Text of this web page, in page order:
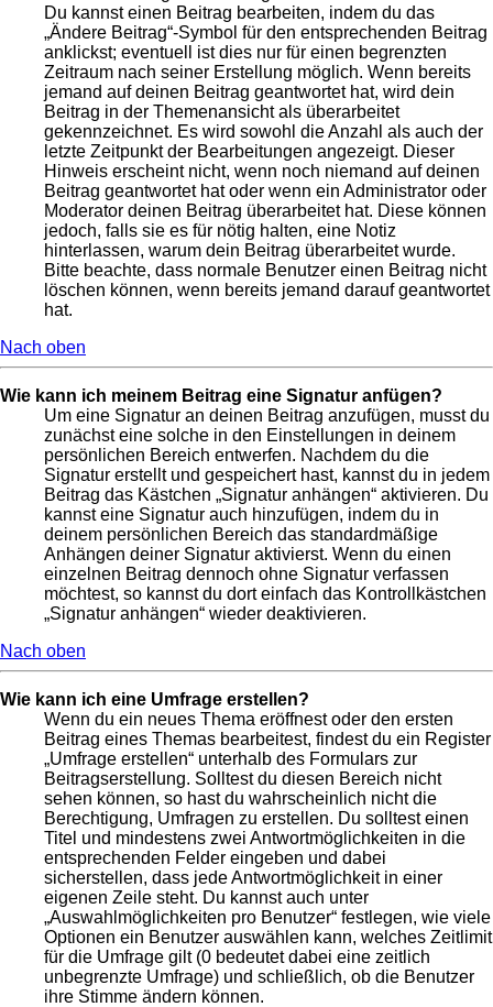
Du kannst einen Beitrag bearbeiten, indem du das
„Ändere Beitrag“-Symbol für den entsprechenden Beitrag
anklickst; eventuell ist dies nur für einen begrenzten
Zeitraum nach seiner Erstellung möglich. Wenn bereits
jemand auf deinen Beitrag geantwortet hat, wird dein
Beitrag in der Themenansicht als überarbeitet
gekennzeichnet. Es wird sowohl die Anzahl als auch der
letzte Zeitpunkt der Bearbeitungen angezeigt. Dieser
Hinweis erscheint nicht, wenn noch niemand auf deinen
Beitrag geantwortet hat oder wenn ein Administrator oder
Moderator deinen Beitrag überarbeitet hat. Diese können
jedoch, falls sie es für nötig halten, eine Notiz
hinterlassen, warum dein Beitrag überarbeitet wurde.
Bitte beachte, dass normale Benutzer einen Beitrag nicht
löschen können, wenn bereits jemand darauf geantwortet
hat.
Nach oben
Wie kann ich meinem Beitrag eine Signatur anfügen?
Um eine Signatur an deinen Beitrag anzufügen, musst du
zunächst eine solche in den Einstellungen in deinem
persönlichen Bereich entwerfen. Nachdem du die
Signatur erstellt und gespeichert hast, kannst du in jedem
Beitrag das Kästchen „Signatur anhängen“ aktivieren. Du
kannst eine Signatur auch hinzufügen, indem du in
deinem persönlichen Bereich das standardmäßige
Anhängen deiner Signatur aktivierst. Wenn du einen
einzelnen Beitrag dennoch ohne Signatur verfassen
möchtest, so kannst du dort einfach das Kontrollkästchen
„Signatur anhängen“ wieder deaktivieren.
Nach oben
Wie kann ich eine Umfrage erstellen?
Wenn du ein neues Thema eröffnest oder den ersten
Beitrag eines Themas bearbeitest, findest du ein Register
„Umfrage erstellen“ unterhalb des Formulars zur
Beitragserstellung. Solltest du diesen Bereich nicht
sehen können, so hast du wahrscheinlich nicht die
Berechtigung, Umfragen zu erstellen. Du solltest einen
Titel und mindestens zwei Antwortmöglichkeiten in die
entsprechenden Felder eingeben und dabei
sicherstellen, dass jede Antwortmöglichkeit in einer
eigenen Zeile steht. Du kannst auch unter
„Auswahlmöglichkeiten pro Benutzer“ festlegen, wie viele
Optionen ein Benutzer auswählen kann, welches Zeitlimit
für die Umfrage gilt (0 bedeutet dabei eine zeitlich
unbegrenzte Umfrage) und schließlich, ob die Benutzer
ihre Stimme ändern können.